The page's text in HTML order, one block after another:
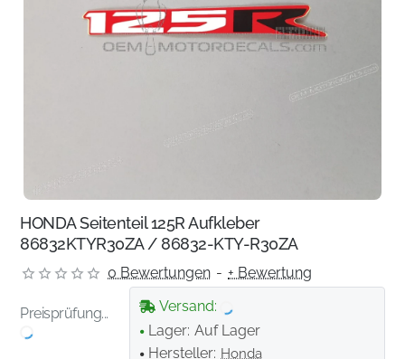
HONDA Seitenteil 125R Aufkleber
86832KTYR30ZA / 86832-KTY-R30ZA
0 Bewertungen - + Bewertung
Preisprüfung...
Versand:
Lager: Auf Lager
Hersteller: Honda